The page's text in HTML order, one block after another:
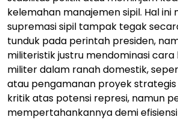
kelemahan manajemen sipil. Hal
supremasi sipil tampak tegak
tunduk pada perintah presiden,
militeristik justru mendominasi cara
militer dalam ranah domestik,
atau pengamanan proyek strategis
kritik atas potensi represi, namun
mempertahankannya demi